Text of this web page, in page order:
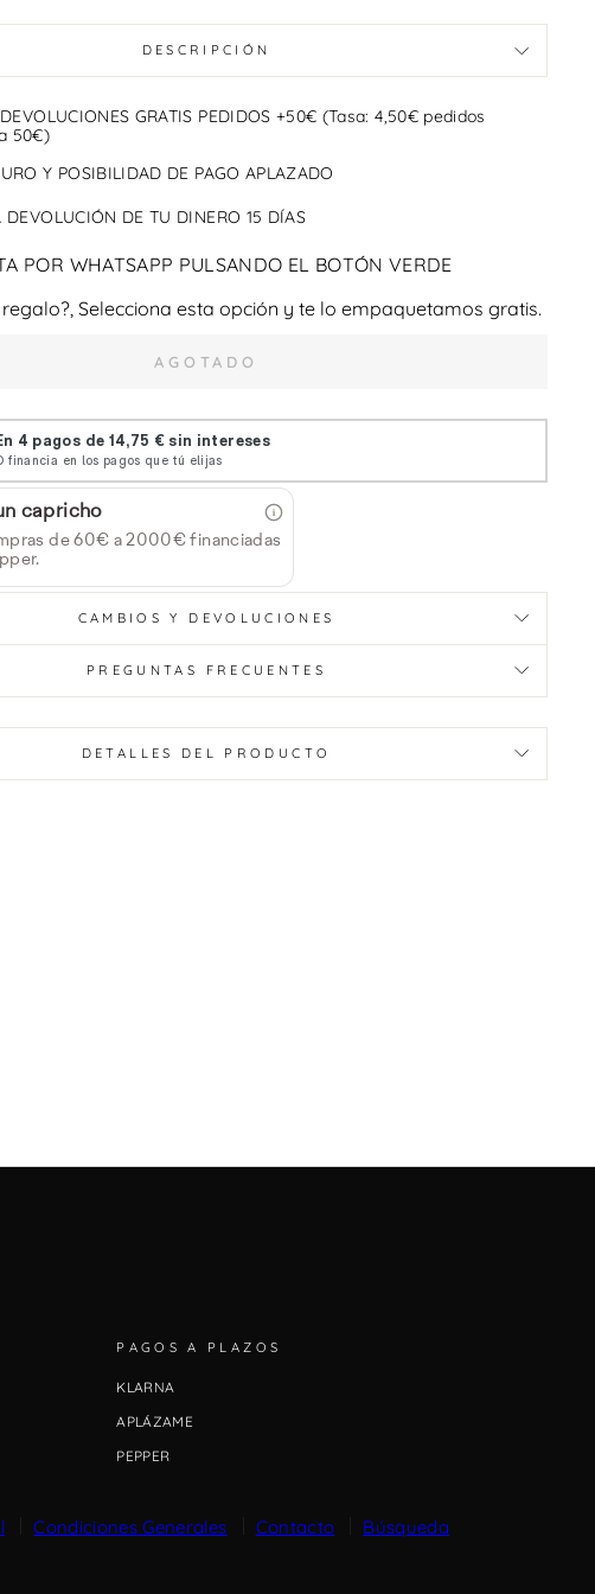
DESCRIPCIÓN
GRATIS PEDIDOS +50€ (Tasa: 4,50€ pedidos
50€)
Y POSIBILIDAD DE PAGO APLAZADO
DEVOLUCIÓN DE TU DINERO 15 DÍAS
POR WHATSAPP PULSANDO EL BOTÓN VERDE
regalo?, Selecciona esta opción y te lo empaquetamos gratis.
AGOTADO
capricho
de 60€ a 2000€ financiadas
CAMBIOS Y DEVOLUCIONES
PREGUNTAS FRECUENTES
DETALLES DEL PRODUCTO
PAGOS A PLAZOS
KLARNA
APLÁZAME
PEPPER
Condiciones Generales Contacto Búsqueda